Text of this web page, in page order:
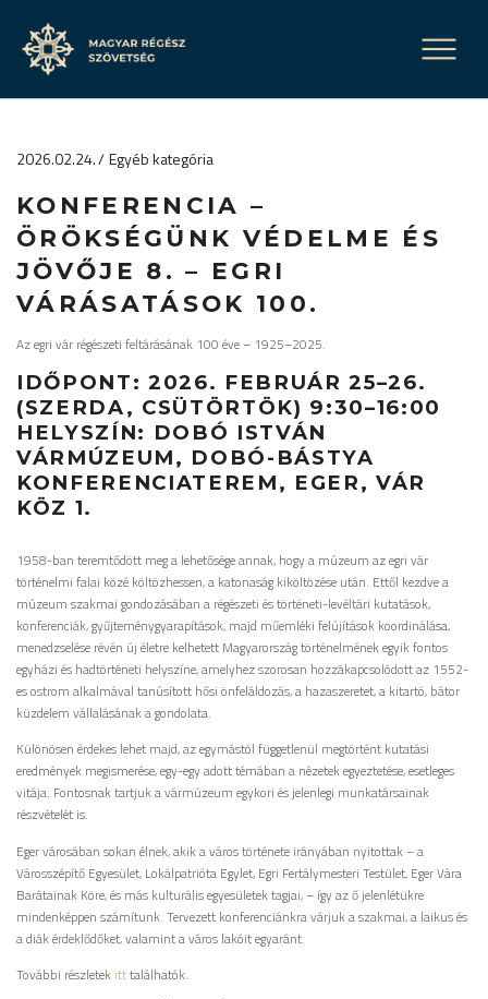
2026.02.24. Egyéb kategória
KONFERENCIA –
ÖRÖKSÉGÜNK VÉDELME ÉS
JÖVŐJE 8. – EGRI
VÁRÁSATÁSOK 100.
Az egri vár régészeti feltárásának 100 éve – 1925–2025.
IDŐPONT: 2026. FEBRUÁR 25–26.
(SZERDA, CSÜTÖRTÖK) 9:30–16:00
HELYSZÍN: DOBÓ ISTVÁN
VÁRMÚZEUM, DOBÓ-BÁSTYA
KONFERENCIATEREM, EGER, VÁR
KÖZ 1.
1958-ban teremtődött meg a lehetősége annak, hogy a múzeum az egri vár
történelmi falai közé költözhessen, a katonaság kiköltözése után. Ettől kezdve a
múzeum szakmai gondozásában a régészeti és történeti-levéltári kutatások,
konferenciák, gyűjteménygyarapítások, majd műemléki felújítások koordinálása,
menedzselése révén új életre kelhetett Magyarország történelmének egyik fontos
egyházi és hadtörténeti helyszíne, amelyhez szorosan hozzákapcsolódott az 1552-
es ostrom alkalmával tanúsított hősi önfeláldozás, a hazaszeretet, a kitartó, bátor
küzdelem vállalásának a gondolata.
Különösen érdekes lehet majd, az egymástól függetlenül megtörtént kutatási
eredmények megismerése, egy-egy adott témában a nézetek egyeztetése, esetleges
vitája. Fontosnak tartjuk a vármúzeum egykori és jelenlegi munkatársainak
részvételét is.
Eger városában sokan élnek, akik a város története irányában nyitottak – a
Városszépítő Egyesület, Lokálpatrióta Egylet, Egri Fertálymesteri Testület, Eger Vára
Barátainak Köre, és más kulturális egyesületek tagjai, – így az ő jelenlétükre
mindenképpen számítunk. Tervezett konferenciánkra várjuk a szakmai, a laikus és
a diák érdeklődőket, valamint a város lakóit egyaránt.
További részletek itttalálhatók.